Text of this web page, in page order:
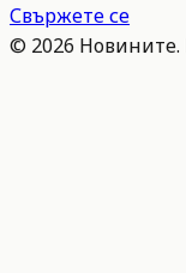
Свържете се
© 2026 Новините.